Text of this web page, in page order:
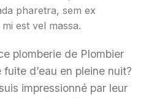
pharetra, sem ex
est vel massa.
plomberie de Plombier
fuite d’eau en pleine nuit?
impressionné par leur